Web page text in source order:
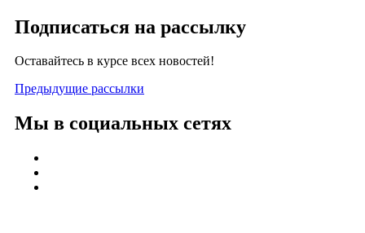
Подписаться на рассылку
Оставайтесь в курсе всех новостей!
Предыдущие рассылки
Мы в социальных сетях